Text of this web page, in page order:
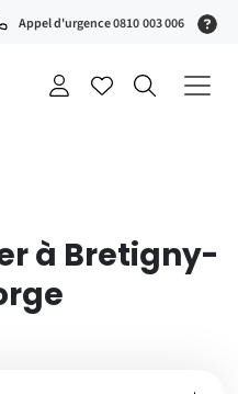
Appel d'urgence 0810 003 006
à Bretigny-